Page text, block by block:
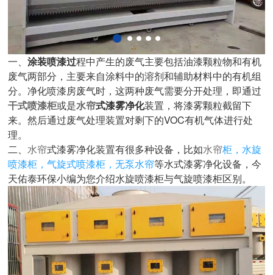
一、涂装喷漆过程中产生的废气主要包括油漆颗粒物和有机
废气两部分，主要来自涂料中的溶剂和辅助材料中的有机组
分。净化喷漆房废气时，这两种废气需要分开处理，即通过
干式喷漆柜或是水帘式漆雾净化装置，将漆雾颗粒截留下
来。然后通过废气处理装置对剩下的VOC有机气体进行处
理。
二、水帘式漆雾净化装置有很多种设备，比如水帘柜，水旋
喷漆柜，气旋式喷漆柜，无泵水帘等水式漆雾净化设备，今
天佑泰环保小编为您介绍水旋喷漆柜与气旋喷漆柜区别。